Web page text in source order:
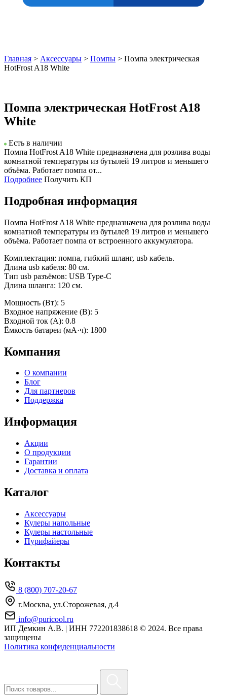
Главная > Аксессуары > Помпы > Помпа электрическая
HotFrost A18 White
Помпа электрическая HotFrost A18
White
Есть в наличии
Помпа HotFrost A18 White предназначена для розлива воды
комнатной температуры из бутылей 19 литров и меньшего
объёма. Работает помпа от...
Подробнее Получить КП
Подробная информация
Помпа HotFrost A18 White предназначена для розлива воды
комнатной температуры из бутылей 19 литров и меньшего
объёма. Работает помпа от встроенного аккумулятора.
Комплектация: помпа, гибкий шланг, usb кабель.
Длина usb кабеля: 80 см.
Тип usb разъёмов: USB Type-С
Длина шланга: 120 см.
Мощность (Вт): 5
Входное напряжение (В): 5
Входной ток (A): 0.8
Ёмкость батареи (мА·ч): 1800
Компания
О компании
Блог
Для партнеров
Поддержка
Информация
Акции
О продукции
Гарантии
Доставка и оплата
Каталог
Аксессуары
Кулеры напольные
Кулеры настольные
Пурифайеры
Контакты
8 (800) 707-20-67
г.Москва, ул.Сторожевая, д.4
info@puricool.ru
ИП Демкин А.В. | ИНН 772201838618 © 2024. Все права
защищены
Политика конфиденциальности